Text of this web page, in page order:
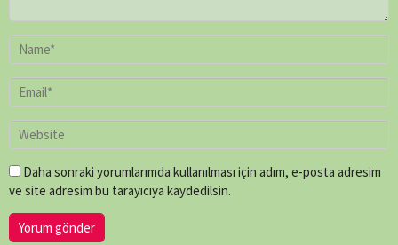
Daha sonraki yorumlarımda kullanılması için adım, e-posta adresim
ve site adresim bu tarayıcıya kaydedilsin.